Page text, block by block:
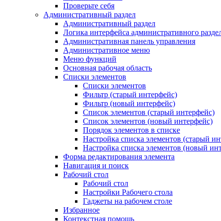
Проверьте себя
Административный раздел
Административный раздел
Логика интерфейса административного
Административная панель управления
Административное меню
Меню функций
Основная рабочая область
Списки элементов
Списки элементов
Фильтр (старый интерфейс)
Фильтр (новый интерфейс)
Список элементов (старый интерфейс)
Список элементов (новый интерфейс)
Порядок элементов в списке
Настройка списка элементов (старый
Настройка списка элементов (новый
Форма редактирования элемента
Навигация и поиск
Рабочий стол
Рабочий стол
Настройки Рабочего стола
Гаджеты на рабочем столе
Избранное
Контекстная помощь